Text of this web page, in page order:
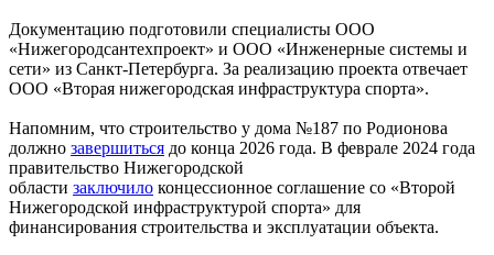
Документацию подготовили специалисты ООО
«Нижегородсантехпроект» и ООО «Инженерные системы и
сети» из Санкт-Петербурга. За реализацию проекта отвечает
ООО «Вторая нижегородская инфраструктура спорта».
Напомним, что строительство у дома №187 по Родионова
должно завершиться до конца 2026 года. В феврале 2024 года
правительство Нижегородской
области заключило концессионное соглашение со «Второй
Нижегородской инфраструктурой спорта» для
финансирования строительства и эксплуатации объекта.